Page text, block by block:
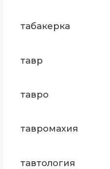
табакерка
тавр
тавро
тавромахия
тавтология